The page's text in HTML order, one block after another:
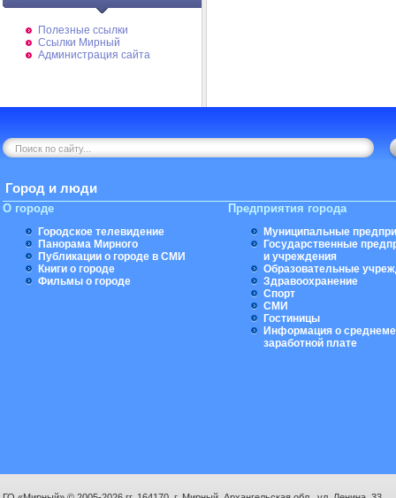
Полезные ссылки
Ссылки Мирный
Администрация сайта
Город и люди
О городе
Городское телевидение
Панорама Мирного
Публикации о городе в СМИ
Книги о городе
Фильмы о городе
Предприятия города
Муниципальные
Государственные
и учреждения
Образовательные
Здравоохранение
Спорт
СМИ
Гостиницы
Информация о
заработной плате